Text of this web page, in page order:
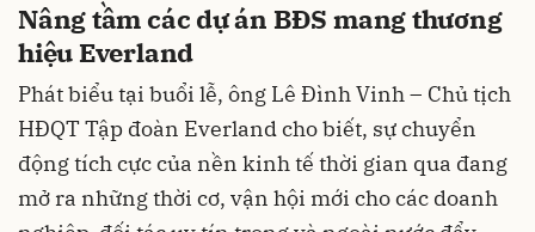
Nâng tầm các dự án BĐS mang thương
hiệu Everland
Phát biểu tại buổi lễ, ông Lê Đình Vinh – Chủ tịch
HĐQT Tập đoàn Everland cho biết, sự chuyển
động tích cực của nền kinh tế thời gian qua đang
mở ra những thời cơ, vận hội mới cho các doanh